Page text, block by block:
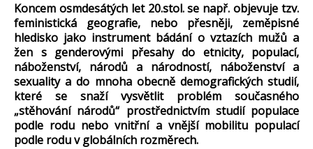
Koncem osmdesátých let 20.stol. se např. objevuje tzv.
feministická geografie, nebo přesněji, zeměpisné
hledisko jako instrument bádání o vztazích mužů a
žen s genderovými přesahy do etnicity, populací,
náboženství, národů a národností, náboženství a
sexuality a do mnoha obecně demografických studií,
které se snaží vysvětlit problém současného
„stěhování národů“ prostřednictvím studií populace
podle rodu nebo vnitřní a vnější mobilitu populací
podle rodu v globálních rozměrech.